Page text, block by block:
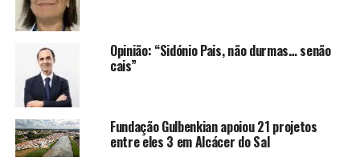
Opinião: “Sidónio Pais, não durmas… senão
cais”
Fundação Gulbenkian apoiou 21 projetos
entre eles 3 em Alcácer do Sal